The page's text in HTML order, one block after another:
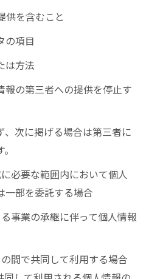
供を含むこと
の項目
は方法
の第三者への提供を停止す
、次に掲げる場合は第三者に
必要な範囲内において個人
一部を委託する場合
事業の承継に伴って個人情報
間で共同して利用する場合